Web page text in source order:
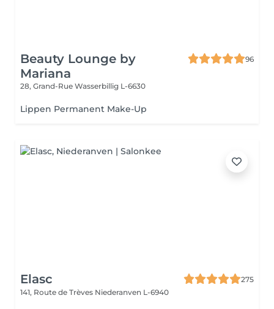
Beauty Lounge by
Mariana
96
28, Grand-Rue Wasserbillig L-6630
Lippen Permanent Make-Up
Elasc
275
141, Route de Trèves Niederanven L-6940